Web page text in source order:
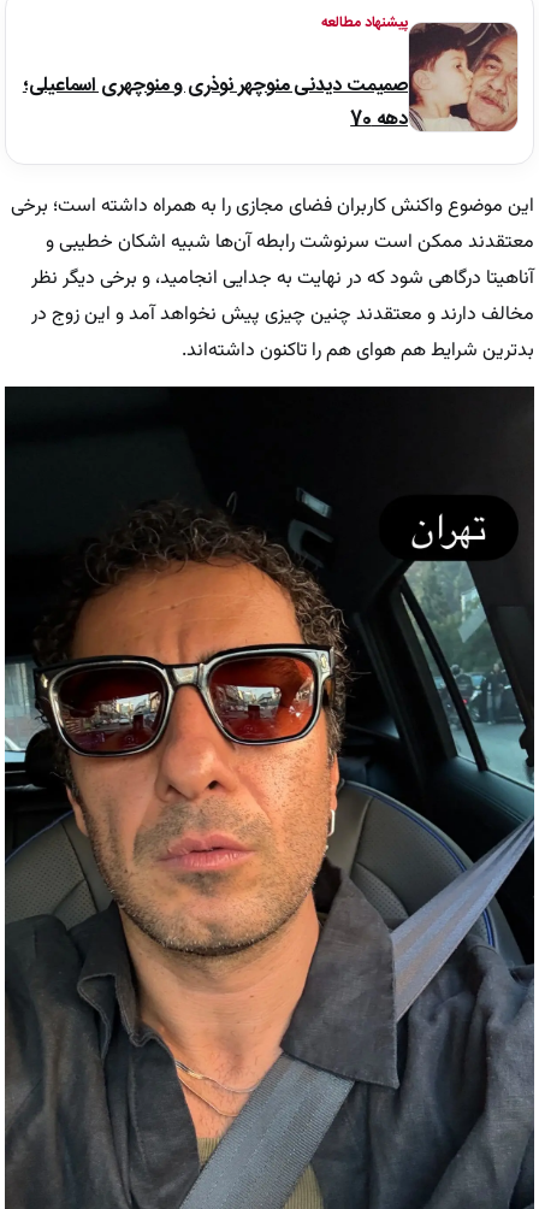
پیشنهاد مطالعه
صمیمت دیدنی منوچهر نوذری و منوچهری اسماعیلی؛
دهه 70
این موضوع واکنش کاربران فضای مجازی را به همراه داشته است؛ برخی
معتقدند ممکن است سرنوشت رابطه آن‌ها شبیه اشکان خطیبی و
آناهیتا درگاهی شود که در نهایت به جدایی انجامید، و برخی دیگر نظر
مخالف دارند و معتقدند چنین چیزی پیش نخواهد آمد و این زوج در
بدترین شرایط هم هوای هم را تاکنون داشته‌اند.